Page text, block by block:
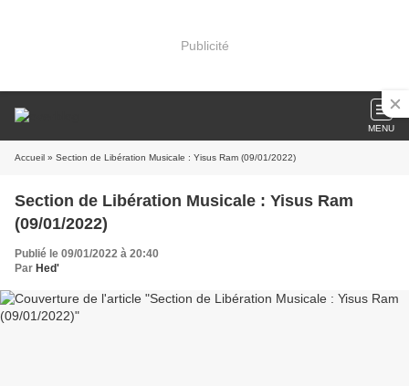
Publicité
MENU
Accueil » Section de Libération Musicale : Yisus Ram (09/01/2022)
Section de Libération Musicale : Yisus Ram
(09/01/2022)
Publié le 09/01/2022 à 20:40
Par Hed'